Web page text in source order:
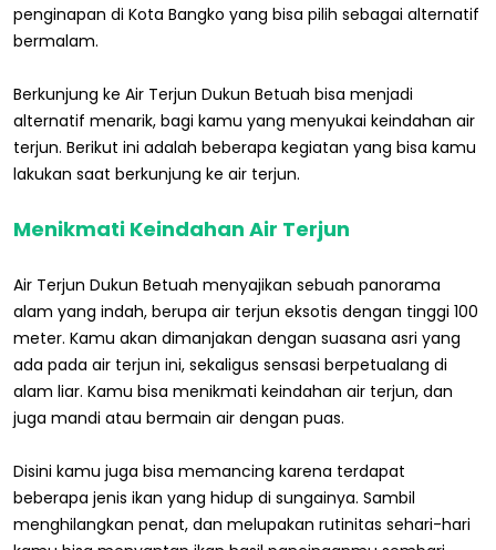
penginapan di Kota Bangko yang bisa pilih sebagai alternatif
bermalam.
Berkunjung ke Air Terjun Dukun Betuah bisa menjadi
alternatif menarik, bagi kamu yang menyukai keindahan air
terjun. Berikut ini adalah beberapa kegiatan yang bisa kamu
lakukan saat berkunjung ke air terjun.
Menikmati Keindahan Air Terjun
Air Terjun Dukun Betuah menyajikan sebuah panorama
alam yang indah, berupa air terjun eksotis dengan tinggi 100
meter. Kamu akan dimanjakan dengan suasana asri yang
ada pada air terjun ini, sekaligus sensasi berpetualang di
alam liar. Kamu bisa menikmati keindahan air terjun, dan
juga mandi atau bermain air dengan puas.
Disini kamu juga bisa memancing karena terdapat
beberapa jenis ikan yang hidup di sungainya. Sambil
menghilangkan penat, dan melupakan rutinitas sehari-hari